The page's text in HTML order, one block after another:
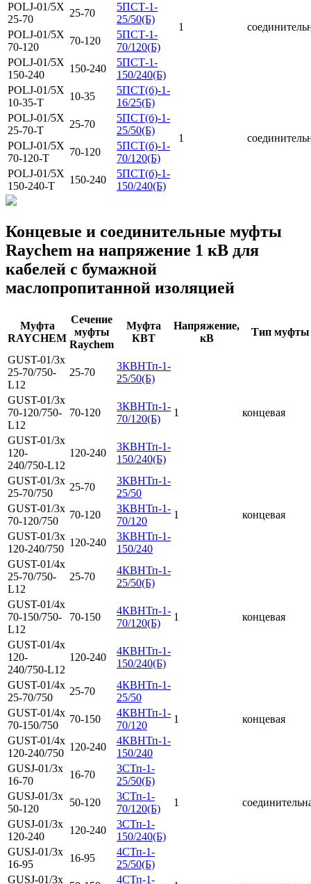
1
POLJ-01/5X
25-70
25-70
5ПСТ-1-
25/50(Б)
POLJ-01/5X
70-120
70-120
5ПСТ-1-
70/120(Б)
POLJ-01/5X
150-240
150-240
5ПСТ-1-
150/240(Б)
POLJ-01/5X
10-35-T
10-35
5ПСТ(б)-1-
16/25(Б)
1
POLJ-01/5X
25-70-T
25-70
5ПСТ(б)-1-
25/50(Б)
POLJ-01/5X
70-120-T
70-120
5ПСТ(б)-1-
70/120(Б)
POLJ-01/5X
150-240-T
150-240
5ПСТ(б)-1-
150/240(Б)
Концевые и соединительные муфты
Raychem на напряжение 1 кВ для
кабелей с бумажной
маслопропитанной изоляцией
Муфта
RAYCHEM
Сечение
муфты
Raychem
Муфта
КВТ
Напряжение,
кВ
Тип муфты
GUST-01/3x
25-70/750-
L12
25-70
3КВНТп-1-
25/50(Б)
1 концевая
GUST-01/3x
70-120/750-
L12
70-120
3КВНТп-1-
70/120(Б)
GUST-01/3x
120-
240/750-L12
120-240
3КВНТп-1-
150/240(Б)
GUST-01/3x
25-70/750
25-70
3КВНТп-1-
25/50
1
концевая
GUST-01/3x
70-120/750
70-120
3КВНТп-1-
70/120
GUST-01/3x
120-240/750
120-240
3КВНТп-1-
150/240
GUST-01/4x
25-70/750-
L12
25-70
4КВНТп-1-
25/50(Б)
1 концевая
GUST-01/4x
70-150/750-
L12
70-150
4КВНТп-1-
70/120(Б)
GUST-01/4x
120-
240/750-L12
120-240
4КВНТп-1-
150/240(Б)
GUST-01/4x
25-70/750
25-70
4КВНТп-1-
25/50
1
концевая
GUST-01/4x
70-150/750
70-150
4КВНТп-1-
70/120
GUST-01/4x
120-240/750
120-240
4КВНТп-1-
150/240
GUSJ-01/3x
16-70
16-70
3СТп-1-
25/50(Б)
1
GUSJ-01/3x
50-120
50-120
3СТп-1-
70/120(Б)
GUSJ-01/3x
120-240
120-240
3СТп-1-
150/240(Б)
GUSJ-01/3x
16-95
16-95
4СТп-1-
25/50(Б)
GUSJ-01/3x
4СТп-1-